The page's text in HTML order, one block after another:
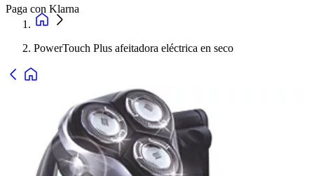
Paga con Klarna
PowerTouch Plus afeitadora eléctrica en seco